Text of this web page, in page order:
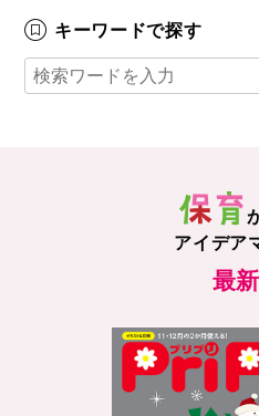
キーワードで探す
アイデア
最